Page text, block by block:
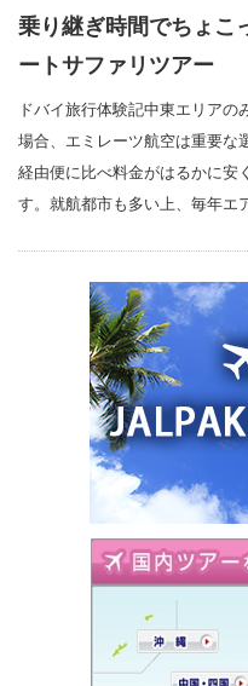
乗り継ぎ時間でちょこ
ートサファリツアー
ドバイ旅行体験記中東エリアの
場合、エミレーツ航空は重要な
経由便に比べ料金がはるかに安
す。就航都市も多い上、毎年エ